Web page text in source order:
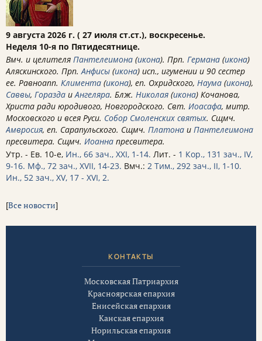
9 августа 2026 г. ( 27 июля ст.ст.), воскресенье.
Неделя 10-я по Пятидесятнице.
Вмч. и целителя Пантелеимона (икона). Прп. Германа (икона)
Аляскинского. Прп.Анфисы (икона) исп., игумении и 90 сестер
ее. Равноапп. Климента (икона), еп. Охридского, Наума (икона),
Саввы, Горазда иАнгеляра. Блж. Николая (икона) Кочанова,
Христа ради юродивого, Новгородского. Свт. Иоасафа, митр.
Московского и всея Руси. Собор Смоленских святых. Сщмч.
Амвросия, еп. Сарапульского. Сщмч. Платона и Пантелеимона
пресвитера. Сщмч. Иоанна пресвитера.
Утр. - Ев. 10-е, Ин., 66 зач., XXI, 1-14. Лит. - 1 Кор., 131 зач., IV,
9-16. Мф., 72 зач., XVII, 14-23. Вмч.: 2 Тим., 292 зач., II, 1-10.
Ин., 52 зач., XV, 17 - XVI, 2.
[Все новости]
КОНТАКТЫ
Московская Патриархия
Красноярская епархия
Енисейская епархия
Канская епархия
Норильская епархия